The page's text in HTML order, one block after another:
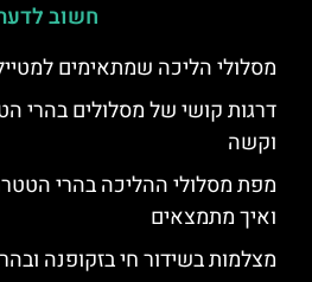
חשוב
מסלולי הליכה שמתאימים
דרגות קושי של מסלולים בהרי
וקשה
מפת מסלולי ההליכה בהרי
ואיך מתמצאים
מצלמות בשידור חי בזקופנה